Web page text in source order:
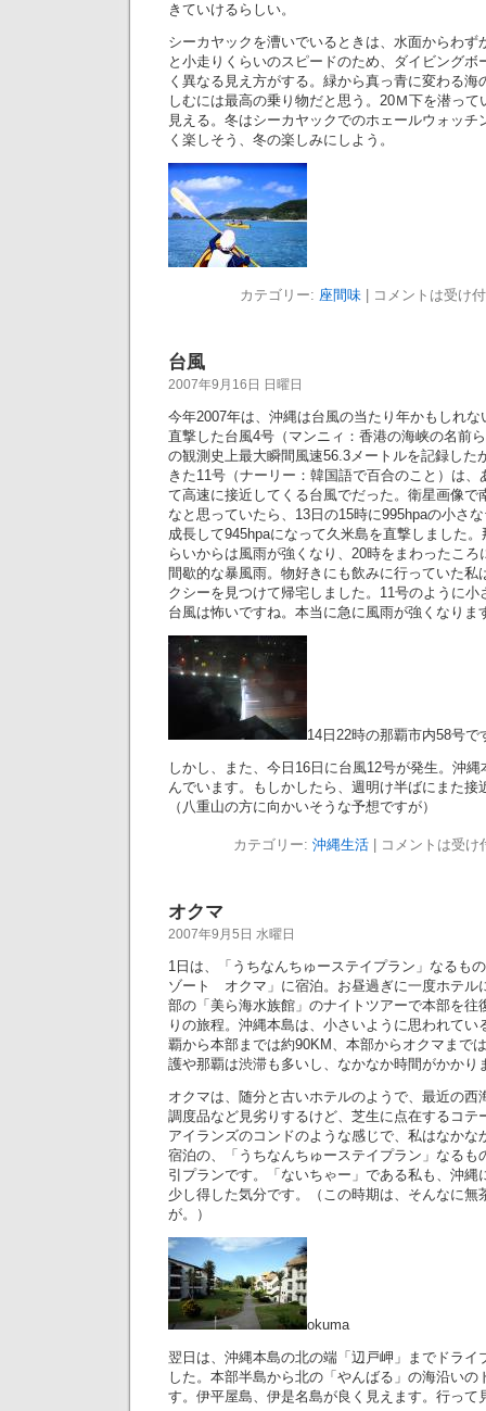
きていけるらしい。
シーカヤックを漕いでいるときは、水面からわず
と小走りくらいのスピードのため、ダイビングボ
く異なる見え方がする。緑から真っ青に変わる海
しむには最高の乗り物だと思う。20Ｍ下を潜っ
見える。冬はシーカヤックでのホェールウォッチ
く楽しそう、冬の楽しみにしよう。
カテゴリー: 座間味 コメントは受け
台風
2007年9月16日 日曜日
今年2007年は、沖縄は台風の当たり年かもしれ
直撃した台風4号（マンニィ：香港の海峡の名前
の観測史上最大瞬間風速56.3メートルを記録した
きた11号（ナーリー：韓国語で百合のこと）は
て高速に接近してくる台風でだった。衛星画像で
なと思っていたら、13日の15時に995hpaの小さ
成長して945hpaになって久米島を直撃しました
らいからは風雨が強くなり、20時をまわったこ
間歇的な暴風雨。物好きにも飲みに行っていた私
クシーを見つけて帰宅しました。11号のように
台風は怖いですね。本当に急に風雨が強くなりま
14日22時の那覇市内58号で
しかし、また、今日16日に台風12号が発生。沖
んでいます。もしかしたら、週明け半ばにまた接
（八重山の方に向かいそうな予想ですが）
カテゴリー: 沖縄生活| コメントは受け
オクマ
2007年9月5日 水曜日
1日は、「うちなんちゅーステイプラン」なるも
ゾート オクマ」に宿泊。お昼過ぎに一度ホテル
部の「美ら海水族館」のナイトツアーで本部を往
りの旅程。沖縄本島は、小さいように思われてい
覇から本部までは約90KM、本部からオクマまで
護や那覇は渋滞も多いし、なかなか時間がかかり
オクマは、随分と古いホテルのようで、最近の西
調度品など見劣りするけど、芝生に点在するコテ
アイランズのコンドのような感じで、私はなかな
宿泊の、「うちなんちゅーステイプラン」なるも
引プランです。「ないちゃー」である私も、沖縄
少し得した気分です。（この時期は、そんなに無
が。）
okuma
翌日は、沖縄本島の北の端「辺戸岬」までドライ
した。本部半島から北の「やんばる」の海沿いの
す。伊平屋島、伊是名島が良く見えます。行って